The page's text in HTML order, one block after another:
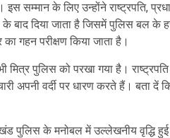
इस सम्मान के लिए उन्होंने राष्ट्रपति,
बाद दिया जाता है जिसमें पुलिस बल के
गहन परीक्षण किया जाता है।
मित्र पुलिस को परखा गया है।
अपनी वर्दी पर धारण करते हैं। बता दें
पुलिस के मनोबल में उल्लेखनीय वृद्धि